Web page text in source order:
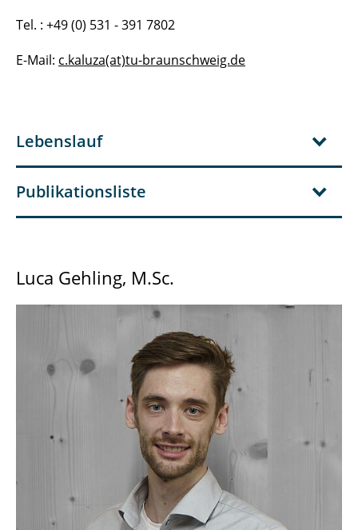
Tel. : +49 (0) 531 - 391 7802
E-Mail: c.kaluza(at)tu-braunschweig.de
Lebenslauf
Publikationsliste
Luca Gehling, M.Sc.